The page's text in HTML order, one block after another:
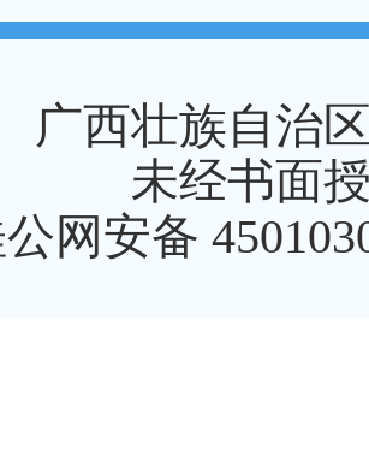
广西壮族自治
未经书面
网安备